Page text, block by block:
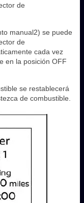
de
manual2) se puede
de
cada vez
en la posición OFF
se restablecerá
de combustible.